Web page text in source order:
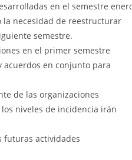
en el semestre
la necesidad de reestructurar
semestre.
en el primer semestre
en conjunto para
de las organizaciones
niveles de incidencia irán
futuras actividades